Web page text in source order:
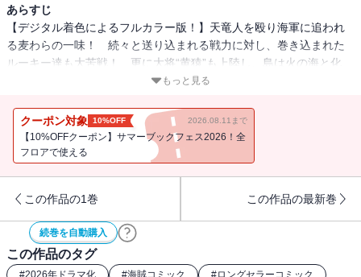
あらすじ
【デジタル着色によるフルカラー版！】天竜人を殴り海軍に追われ
る麦わらの一味！ 続々と送り込まれる戦力に対し、巻き込まれた
ルーキー達も大苦戦！ 更に大将“黄猿”も上陸し、島は火の海と化
す…。“ひとつなぎの大秘宝”を巡る海洋冒険ロマン!!
もっと見る
クーポン対象 10%OFF 2026.08.11まで
【10%OFFクーポン】サマーブックフェス2026！全
フロアで使える
この作品の1巻 この作品の最新巻
続巻を自動購入
この作品のタグ
#2026年ドラマ化 #海賊コミック #ロングセラーコミック